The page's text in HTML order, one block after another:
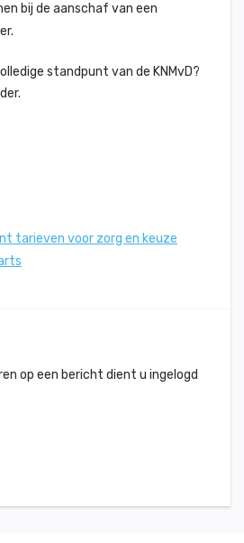
bij de aanschaf van een
standpunt van de KNMvD?
tarieven voor zorg en keuze
op een bericht dient u ingelogd